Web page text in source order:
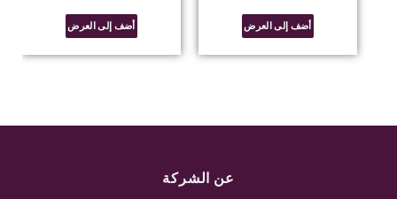
أضف إلى العرض أضف إلى العرض
عن الشركة